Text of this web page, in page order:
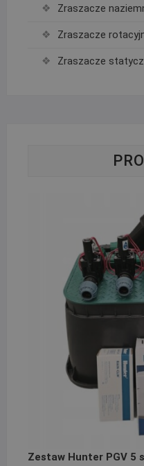
Zraszacze
Zraszacze
Zraszacze
Zestaw Hunter PGV 5